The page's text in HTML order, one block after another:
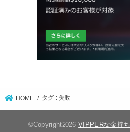
HOME タグ : 失敗
©Copyright2026VIPPERな金持ち